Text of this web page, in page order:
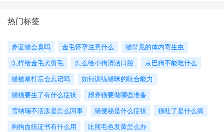
热门标签
养蓝猫会臭吗 金毛怀孕注意什么
猫常见的体内寄生虫
怎样给金毛犬剪毛
怎么给小狗清洁口腔
京巴狗不能吃什么
猫被暴打后会忘记吗
如何训练猫咪的咬合能力
猫猫要生了有什么症状
想养猫要做哪些准备
​雪纳瑞不活泼是怎么回事
猫便秘是什么症状
猫吐了是什么病
狗狗血统证书有什么用
比熊毛色发黄怎么办